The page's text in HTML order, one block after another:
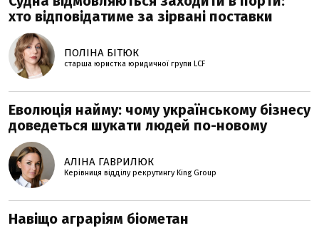
хто відповідатиме за зірвані поставки
ПОЛІНА БІТЮК
старша юристка юридичної групи LCF
Еволюція найму: чому українському бізнесу
доведеться шукати людей по-новому
АЛІНА ГАВРИЛЮК
Керівниця відділу рекрутингу King Group
Навіщо аграріям біометан